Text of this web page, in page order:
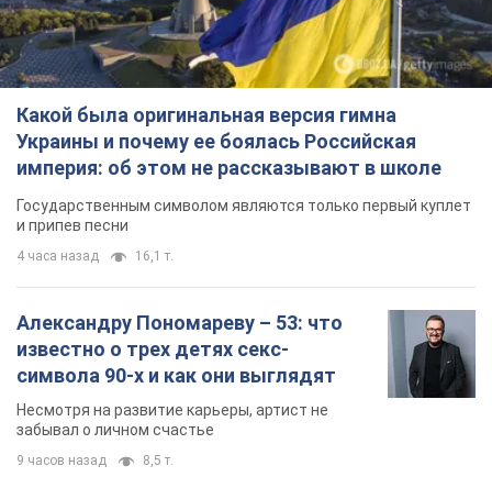
Какой была оригинальная версия гимна
Украины и почему ее боялась Российская
империя: об этом не рассказывают в школе
Государственным символом являются только первый куплет
и припев песни
4 часа назад 16,1 т.
Александру Пономареву – 53: что
известно о трех детях секс-
символа 90-х и как они выглядят
Несмотря на развитие карьеры, артист не
забывал о личном счастье
9 часов назад 8,5 т.